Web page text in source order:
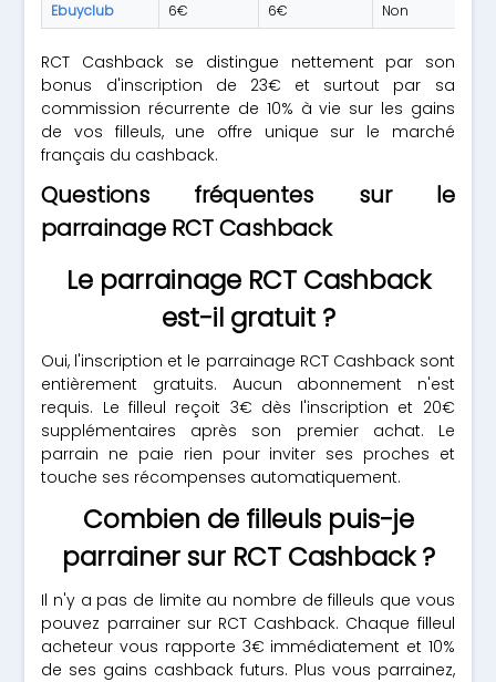
Ebuyclub
6€ 6€ Non
RCT Cashback se distingue nettement par son
bonus d'inscription de 23€ et surtout par sa
commission récurrente de 10% à vie sur les gains
de vos filleuls, une offre unique sur le marché
français du cashback.
Questions fréquentes sur le
parrainage RCT Cashback
Le parrainage RCT Cashback
est-il gratuit ?
Oui, l'inscription et le parrainage RCT Cashback sont
entièrement gratuits. Aucun abonnement n'est
requis. Le filleul reçoit 3€ dès l'inscription et 20€
supplémentaires après son premier achat. Le
parrain ne paie rien pour inviter ses proches et
touche ses récompenses automatiquement.
Combien de filleuls puis-je
parrainer sur RCT Cashback ?
Il n'y a pas de limite au nombre de filleuls que vous
pouvez parrainer sur RCT Cashback. Chaque filleul
acheteur vous rapporte 3€ immédiatement et 10%
de ses gains cashback futurs. Plus vous parrainez,